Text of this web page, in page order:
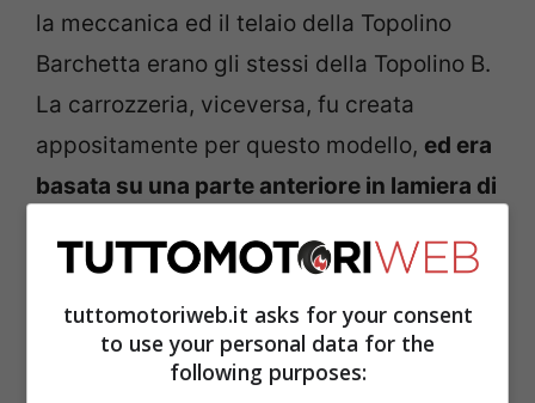
la meccanica ed il telaio della Topolino
Barchetta erano gli stessi della Topolino B.
La carrozzeria, viceversa, fu creata
appositamente per questo modello, ed era
basata su una parte anteriore in lamiera di
alluminio
. La FIAT Topolino Barchetta riuscì
a contenere al meglio il peso, che, liquidi
inclusi, non era superiore ai 610 kg.
tuttomotoriweb.it asks for your consent
to use your personal data for the
following purposes: